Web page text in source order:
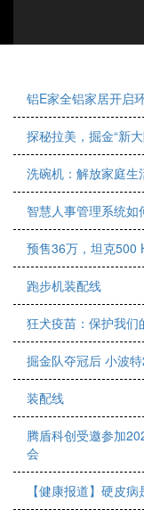
铝E家全铝家居开启
探秘拉美，掘金“新大
洗碗机：解放家庭生
智慧人事管理系统如
预售36万，坦克500
跑步机装配线
狂犬疫苗：保护我们
掘金队夺冠后 小波
装配线
腾盾科创受邀参加
会
【健康报道】硬皮